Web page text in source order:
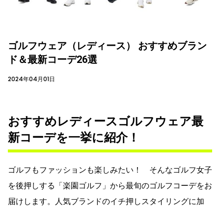
ゴルフウェア（レディース） おすすめブラン
ド＆最新コーデ26選
2024年04月01日
おすすめレディースゴルフウェア最
新コーデを一挙に紹介！
ゴルフもファッションも楽しみたい！ そんなゴルフ女子
を後押しする「楽園ゴルフ」から最旬のゴルフコーデをお
届けします。人気ブランドのイチ押しスタイリングに加